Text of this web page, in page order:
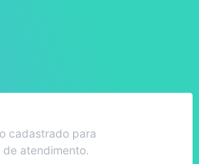
cadastrado para
de atendimento.